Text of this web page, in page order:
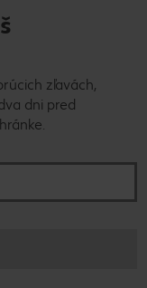
zľavách,
dni pred